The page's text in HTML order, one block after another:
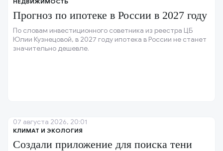
Прогноз по ипотеке в России в 2027 году
По словам инвестиционного советника из реестра ЦБ
Юлии Кузнецовой, в 2027 году ипотека в России не станет
значительно дешевле.
КЛИМАТ И ЭКОЛОГИЯ
Создали приложение для поиска тени
07 августа 2026, 20:01